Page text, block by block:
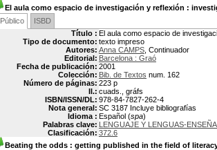
El aula como espacio de investigación y reflexión :
Público
ISBD
Título : El aula como espacio de
Tipo de documento: texto impreso
Autores: Anna CAMPS , Continuador
Editorial: Barcelona : Graó
Fecha de publicación: 2001
Colección: Bib. de Textos num. 162
Número de páginas: 223 p
Il.: cuads., gráfs
ISBN/ISSN/DL: 978-84-7827-262-4
Nota general: SC 3187 Incluye bibliografías
Idioma : Español (spa)
Palabras clave: LENGUAJE Y LENGUAS-
Clasificación: 372.6
Beating the odds : getting published in the field of